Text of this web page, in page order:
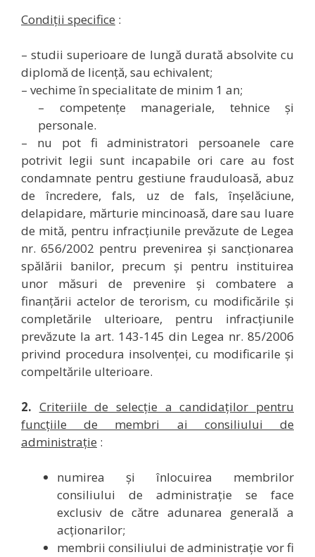
Condiții specifice :
– studii superioare de lungă durată absolvite cu
diplomă de licență, sau echivalent;
– vechime în specialitate de minim 1 an;
– competențe manageriale, tehnice și
personale.
– nu pot fi administratori persoanele care
potrivit legii sunt incapabile ori care au fost
condamnate pentru gestiune frauduloasă, abuz
de încredere, fals, uz de fals, înșelăciune,
delapidare, mărturie mincinoasă, dare sau luare
de mită, pentru infracțiunile prevăzute de Legea
nr. 656/2002 pentru prevenirea și sancționarea
spălării banilor, precum și pentru instituirea
unor măsuri de prevenire și combatere a
finanțării actelor de terorism, cu modificările și
completările ulterioare, pentru infracțiunile
prevăzute la art. 143-145 din Legea nr. 85/2006
privind procedura insolvenței, cu modificarile și
compeltările ulterioare.
2. Criteriile de selecție a candidaților pentru
funcțiile de membri ai consiliului de
administrație :
numirea și înlocuirea membrilor
consiliului de administrație se face
exclusiv de către adunarea generală a
acționarilor;
membrii consiliului de administrație vor fi